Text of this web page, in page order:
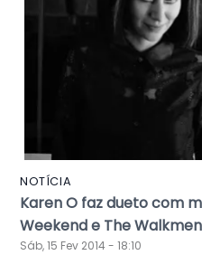
NOTÍCIA
Karen O faz dueto com
Weekend e The Walkmen
Sáb, 15 Fev 2014 - 18:10